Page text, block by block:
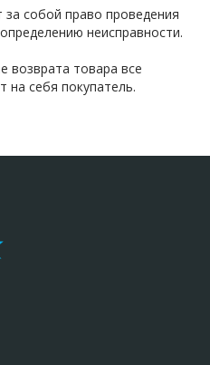
за собой право проведения
неисправности.
возврата товара все
на себя покупатель.